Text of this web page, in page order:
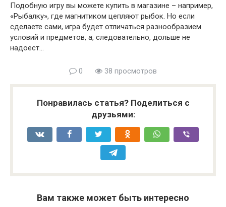
Подобную игру вы можете купить в магазине – например,
«Рыбалку», где магнитиком цепляют рыбок. Но если
сделаете сами, игра будет отличаться разнообразием
условий и предметов, а, следовательно, дольше не
надоест…
0 38 просмотров
Понравилась статья? Поделиться с
друзьями:
Вам также может быть интересно